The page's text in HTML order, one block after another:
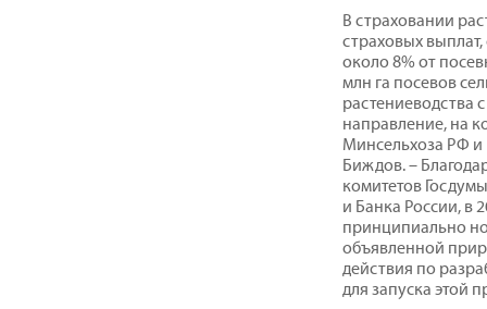
В страховании
страховых
около 8% от
млн га посевов
растениеводства
направление, на
Минсельхоза РФ
Биждов. –
комитетов
и Банка России, в
принципиально
объявленной
действия по
для запуска этой